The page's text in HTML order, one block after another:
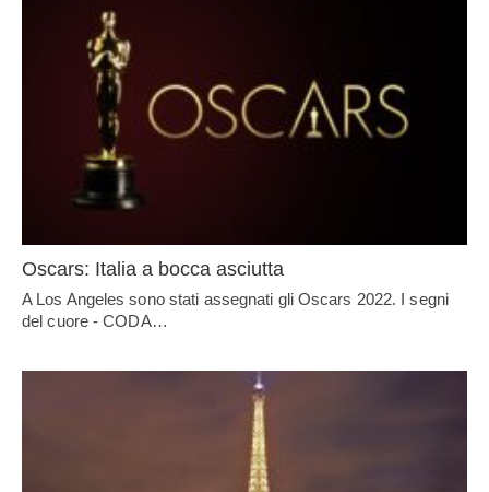
Oscars: Italia a bocca asciutta
A Los Angeles sono stati assegnati gli Oscars 2022. I segni
del cuore - CODA…